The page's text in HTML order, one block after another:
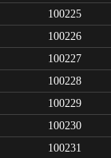
100225
100226
100227
100228
100229
100230
100231